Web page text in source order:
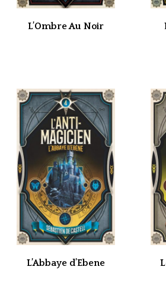
L’Ombre Au Noir
L’Abbaye d’Ebene